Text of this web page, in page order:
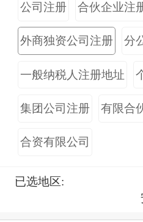
公司注册 合伙企业注
外商独资公司注册 分
一般纳税人注册地址
集团公司注册 有限合
合资有限公司
已选地区: